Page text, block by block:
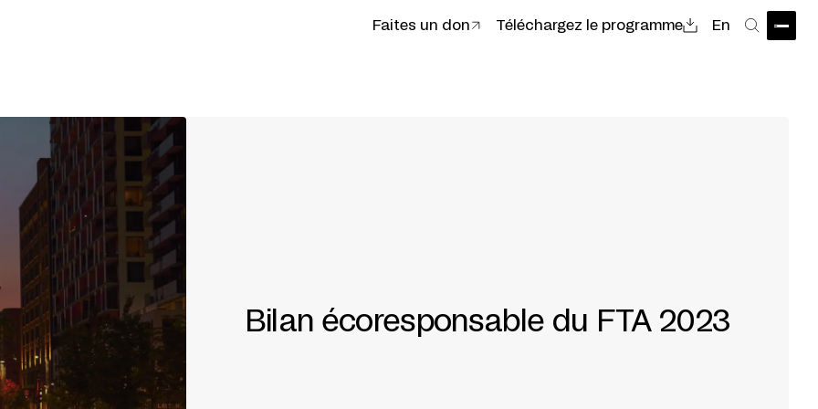
Faites un don Téléchargez le programme En
Bilan écoresponsable du FTA 2023